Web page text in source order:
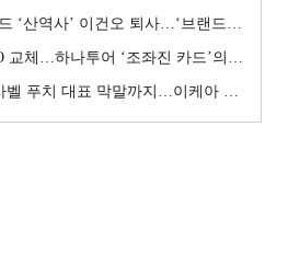
’ 이건오 퇴사…‘브랜드 정체성’ 전환점 맞나
‘조좌진 카드’의 속내 [Z-스코어 기업가치 바로보기]
표 막말까지…이케아 코리아“사실과 달라”